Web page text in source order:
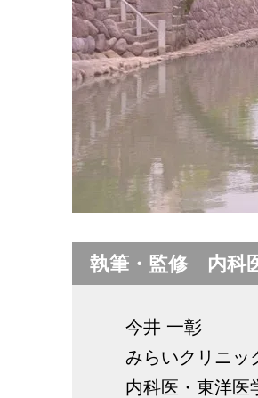
執筆・監修 内科
今井 一彰
みらいクリニ
内科医・東洋医